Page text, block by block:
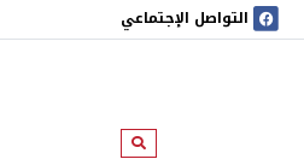
التواصل الإجتماعي
ابحث